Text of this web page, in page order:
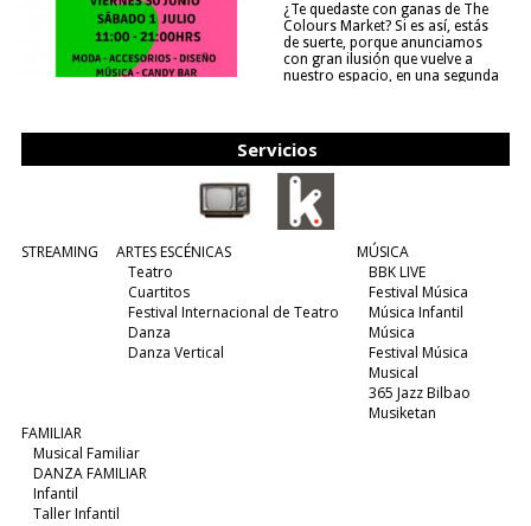
¿Te quedaste con ganas de The
Colours Market? Si es así, estás
de suerte, porque anunciamos
con gran ilusión que vuelve a
nuestro espacio, en una segunda
Servicios
STREAMING
ARTES ESCÉNICAS
Teatro
Cuartitos
Festival Internacional de Teatro
Danza
Danza Vertical
MÚSICA
BBK LIVE
Festival Música
Música Infantil
Música
Festival Música
Musical
365 Jazz Bilbao
Musiketan
FAMILIAR
Musical Familiar
DANZA FAMILIAR
Infantil
Taller Infantil